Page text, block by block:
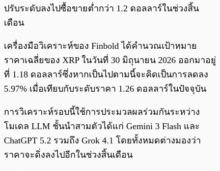
ปรับระดับลงไปซื้อขายต่ำกว่า 1.2 ดอลลาร์ในช่วงสิ้น
เดือน
เครื่องมือวิเคราะห์ของ Finbold ได้คำนวณเป้าหมาย
ราคาเฉลี่ยของ XRP ในวันที่ 30 มิถุนายน 2026 ออกมาอยู่
ที่ 1.18 ดอลลาร์ซึ่งหากเป็นไปตามนี้จะคิดเป็นการลดลง
5.97% เมื่อเทียบกับระดับราคา 1.26 ดอลลาร์ในปัจจุบัน
การวิเคราะห์รอบนี้ใช้การประมวลผลร่วมกันระหว่าง
โมเดล LLM ชั้นนำสามตัวได้แก่ Gemini 3 Flash และ
ChatGPT 5.2 รวมถึง Grok 4.1 โดยทั้งหมดต่างมองว่า
ราคาจะดิ่งลงไปอีกในช่วงสิ้นเดือน